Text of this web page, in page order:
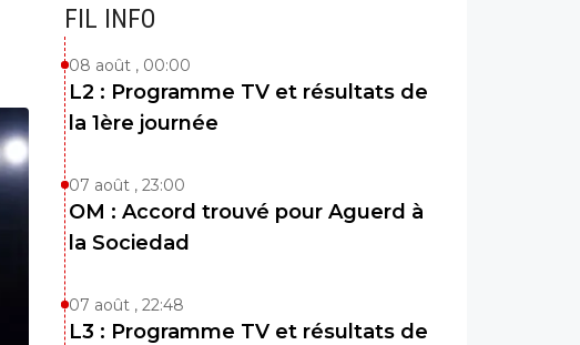
FIL INFO
08 août , 00:00
L2 : Programme TV et résultats de
la 1ère journée
07 août , 23:00
OM : Accord trouvé pour Aguerd à
la Sociedad
07 août , 22:48
L3 : Programme TV et résultats de